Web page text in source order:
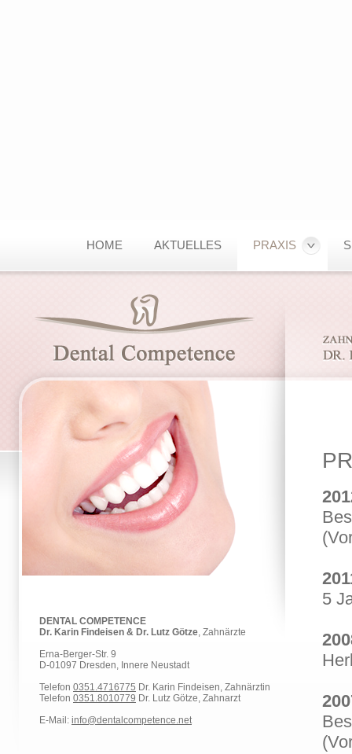
HOME AKTUELLES PRAXIS
DENTAL COMPETENCE
Dr. Karin Findeisen & Dr. Lutz Götze, Zahnärzte
Erna-Berger-Str. 9
D-01097 Dresden, Innere Neustadt
Telefon 0351.4716775 Dr. Karin Findeisen, Zahnärztin
Telefon 0351.8010779 Dr. Lutz Götze, Zahnarzt
E-Mail: info@dentalcompetence.net
5